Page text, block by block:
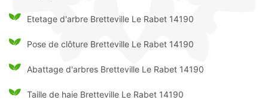
Etetage d'arbre Bretteville Le Rabet 14190
Pose de clôture Bretteville Le Rabet 14190
Abattage d'arbres Bretteville Le Rabet 14190
Taille de haie Bretteville Le Rabet 14190